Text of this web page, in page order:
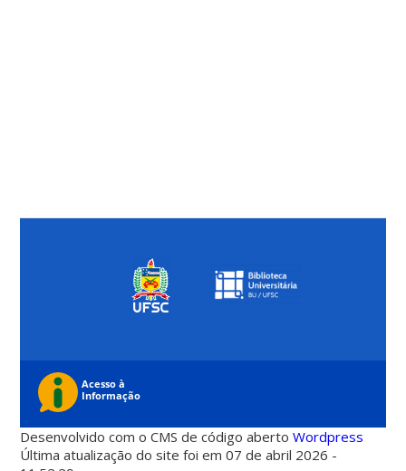
Desenvolvido com o CMS de código abertoWordpress
Última atualização do site foi em 07 de abril 2026 -